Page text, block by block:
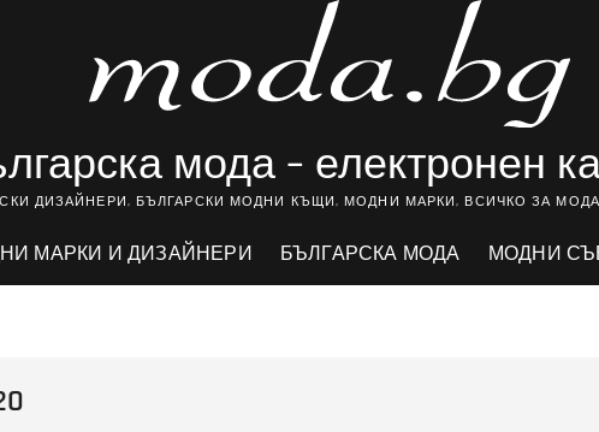
мода – електронен
ДИЗАЙНЕРИ, БЪЛГАРСКИ МОДНИ КЪЩИ, МОДНИ МАРКИ, ВСИЧКО ЗА
МАРКИ И ДИЗАЙНЕРИ БЪЛГАРСКА МОДА МОДНИ